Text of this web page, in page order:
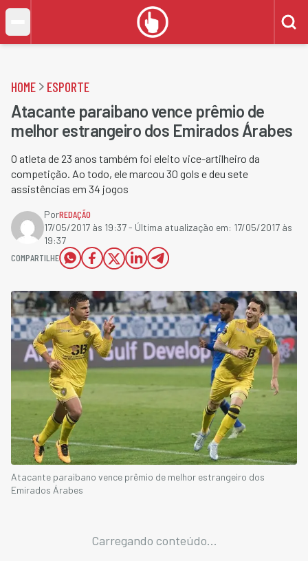
HOME ESPORTE
Atacante paraibano vence prêmio de
melhor estrangeiro dos Emirados Árabes
O atleta de 23 anos também foi eleito vice-artilheiro da
competição. Ao todo, ele marcou 30 gols e deu sete
assistências em 34 jogos
PorREDAÇÃO
17/05/2017 às 19:37- Última atualização em: 17/05/2017 às
19:37
COMPARTILHE
Atacante paraibano vence prêmio de melhor estrangeiro dos
Emirados Árabes
Carregando conteúdo...